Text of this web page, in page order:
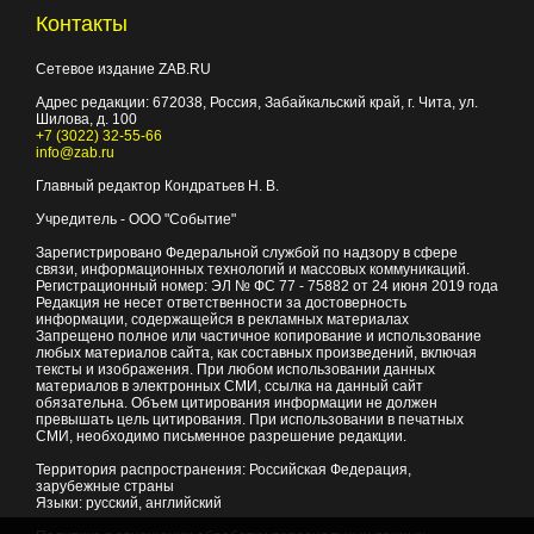
Контакты
Сетевое издание ZAB.RU
Адрес редакции: 672038, Россия, Забайкальский край, г. Чита, ул.
Шилова, д. 100
+7 (3022) 32-55-66
info@zab.ru
Главный редактор Кондратьев Н. В.
Учредитель - ООО "Событие"
Зарегистрировано Федеральной службой по надзору в сфере
связи, информационных технологий и массовых коммуникаций.
Регистрационный номер: ЭЛ № ФС 77 - 75882 от 24 июня 2019 года
Редакция не несет ответственности за достоверность
информации, содержащейся в рекламных материалах
Запрещено полное или частичное копирование и использование
любых материалов сайта, как составных произведений, включая
тексты и изображения. При любом использовании данных
материалов в электронных СМИ, ссылка на данный сайт
обязательна. Объем цитирования информации не должен
превышать цель цитирования. При использовании в печатных
СМИ, необходимо письменное разрешение редакции.
Территория распространения: Российская Федерация,
зарубежные страны
Языки: русский, английский